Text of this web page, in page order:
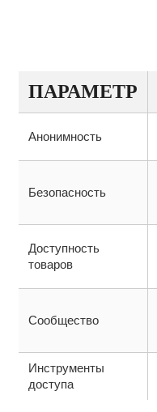
ПАРАМЕТР
Анонимность
Безопасность
Доступность
товаров
Сообщество
Инструменты
доступа